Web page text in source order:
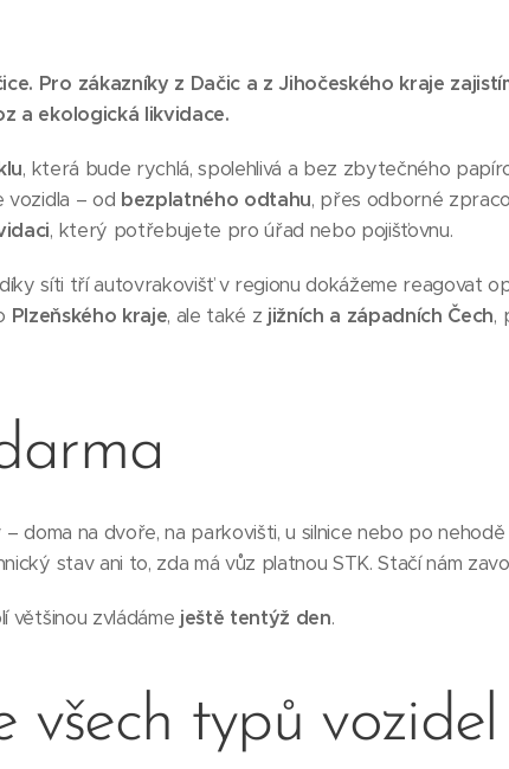
Pro zákazníky z Dačic a z Jihočeského kraje
a ekologická likvidace.
, která bude rychlá, spolehlivá a bez zbytečného
vozidla – od bezplatného odtahu, přes odborné
, který potřebujete pro úřad nebo pojišťovnu.
síti tří autovrakovišť v regionu dokážeme reagovat
Plzeňského kraje, ale také z jižních a západních Čech,
doma na dvoře, na parkovišti, u silnice nebo po nehodě
stav ani to, zda má vůz platnou STK. Stačí nám
většinou zvládáme ještě tentýž den.
všech typů vozidel